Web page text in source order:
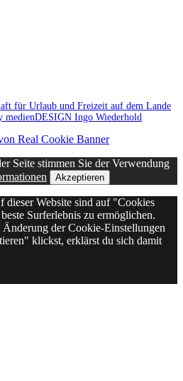
für Urlaub und Freizeit auf dem Lande
medienDESIGN Ingo Wiederhold
Real Cookie Banner
Seite stimmen Sie der Verwendung
Akzeptieren
dieser Website sind auf "Cookies
Surferlebnis zu ermöglichen.
Änderung der Cookie-Einstellungen
klickst, erklärst du sich damit